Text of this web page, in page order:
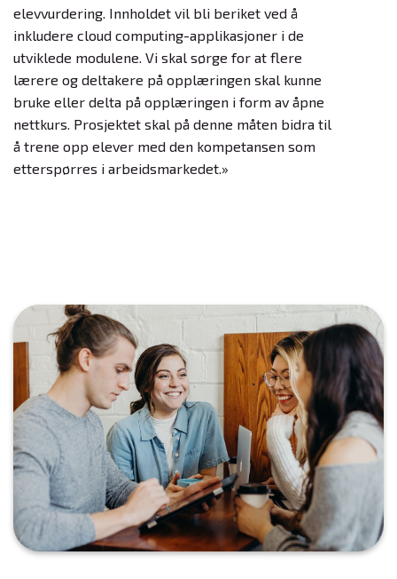
elevvurdering. Innholdet vil bli beriket ved å
inkludere cloud computing-applikasjoner i de
utviklede modulene. Vi skal sørge for at flere
lærere og deltakere på opplæringen skal kunne
bruke eller delta på opplæringen i form av åpne
nettkurs. Prosjektet skal på denne måten bidra til
å trene opp elever med den kompetansen som
etterspørres i arbeidsmarkedet.»